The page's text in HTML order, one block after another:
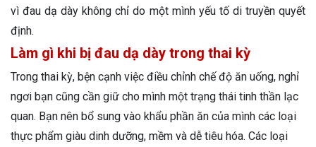
vì đau dạ dày không chỉ do một mình yếu tố di truyền quyết
định.
Làm gì khi bị đau dạ dày trong thai kỳ
Trong thai kỳ, bện cạnh việc điều chỉnh chế độ ăn uống, nghỉ
ngơi bạn cũng cần giữ cho mình một trạng thái tinh thần lạc
quan. Bạn nên bổ sung vào khẩu phần ăn của mình các loại
thực phẩm giàu dinh dưỡng, mềm và dễ tiêu hóa. Các loại